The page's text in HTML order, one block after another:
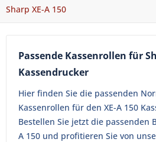
Sharp XE-A 150
Passende Kassenrollen für
Kassendrucker
Hier finden Sie die passenden
Kassenrollen für den XE-A 150
Bestellen Sie jetzt die passenden
A 150 und profitieren Sie von